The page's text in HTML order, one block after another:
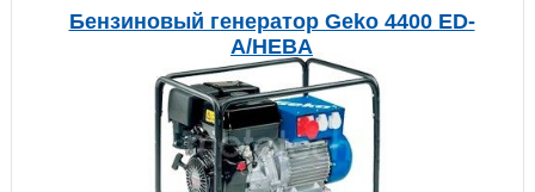
Бензиновый генератор Geko 4400 ED-
А/HEBA